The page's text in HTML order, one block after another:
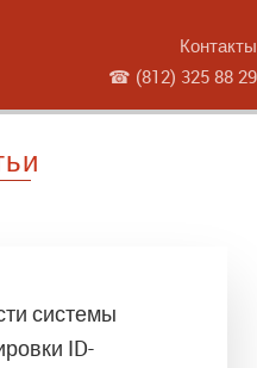
Контакты
☎ (812) 325 88 29
системы
ID-